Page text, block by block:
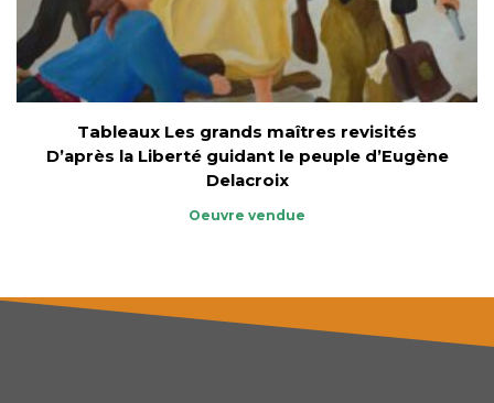
Tableaux Les grands maîtres revisités
D’après la Liberté guidant le peuple d’Eugène
Delacroix
Oeuvre vendue